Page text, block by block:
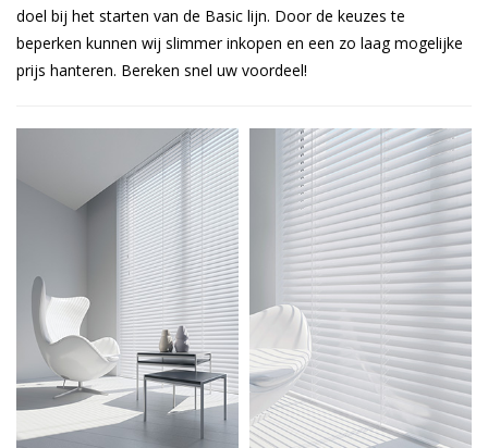
doel bij het starten van de Basic lijn. Door de keuzes te
beperken kunnen wij slimmer inkopen en een zo laag mogelijke
prijs hanteren. Bereken snel uw voordeel!